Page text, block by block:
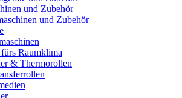
und Zubehör
und Zubehör
Raumklima
& Thermorollen